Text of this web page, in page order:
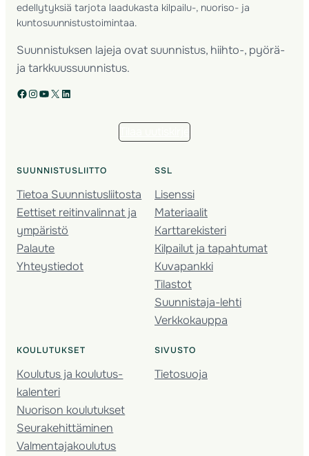
edellytyksiä tarjota laadukasta kilpailu-, nuoriso- ja
kuntosuunnistustoimintaa.
Suunnistuksen lajeja ovat suunnistus, hiihto-, pyörä-
ja tarkkuussuunnistus.
Facebook Instagram YouTube X LinkedIn
SUUNNISTUSLIITTO
Tietoa Suunnistusliitosta
Eettiset reitinvalinnat ja
ympäristö
Palaute
Yhteystiedot
SSL
Lisenssi
Materiaalit
Karttarekisteri
Kilpailut ja tapahtumat
Kuvapankki
Tilastot
Suunnistaja-lehti
Verkkokauppa
KOULUTUKSET
Koulutus ja koulutus­
kalenteri
Nuorison koulutukset
Seura­kehittäminen
Valmentaja­koulutus
SIVUSTO
Tietosuoja